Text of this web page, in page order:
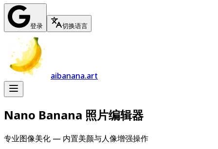
登录 切换语言
aibanana.art
Nano Banana 照片编辑器
专业图像美化 — 内置美颜与人像增强操作